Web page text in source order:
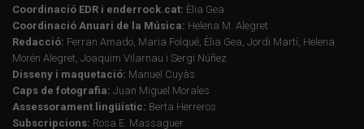
Coordinació EDR i enderrock.cat: Èlia Gea
Coordinació Anuari de la Música: Helena M. Alegret
Redacció: Ferran Amado, Maria Folqué, Èlia Gea, Jordi Martí, Helena
Morén Alegret, Joaquim Vilarnau i Sergi Núñez
Disseny i maquetació: Manuel Cuyàs
Caps de fotografia: Juan Miguel Morales
Assessorament lingüístic: Berta Herreros
Subscripcions: Rosa E. Massaguer